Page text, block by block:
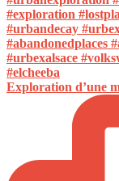
Exploration d’une